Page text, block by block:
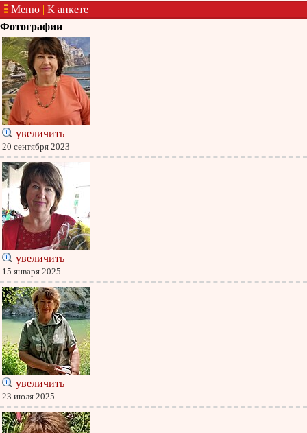
Меню | К анкете
Фотографии
увеличить
20 сентября 2023
увеличить
15 января 2025
увеличить
23 июля 2025